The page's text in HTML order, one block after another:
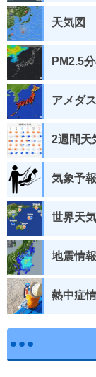
天気図
PM2.5
アメダス
2週間天
気象予
世界天気
地震情報
熱中症